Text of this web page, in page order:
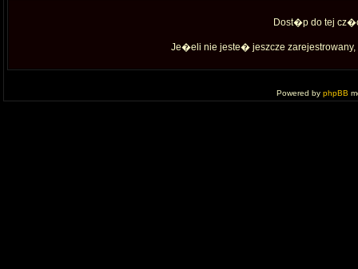
Dost�p do tej
Je�eli nie jeste� jeszcze
Powered by phpBB